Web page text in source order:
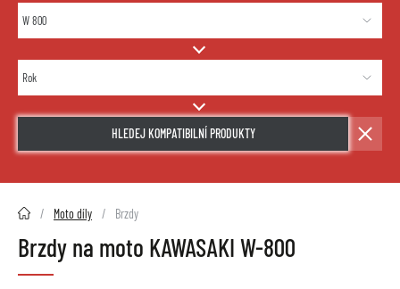
HLEDEJ KOMPATIBILNÍ PRODUKTY
2HMOTO.cz Moto díly Brzdy
Brzdy na moto KAWASAKI W-800